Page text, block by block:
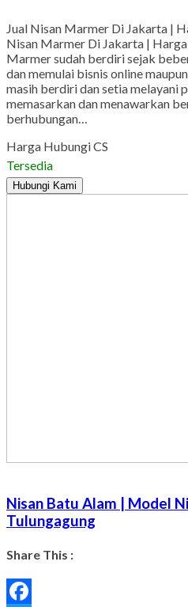
Jual Nisan Marmer Di Jakarta |
Nisan Marmer Di Jakarta |
Marmer sudah berdiri sejak
dan memulai bisnis online
masih berdiri dan setia melayani
memasarkan dan menawarkan
berhubungan…
Harga Hubungi CS
Tersedia
Hubungi Kami
Nisan Batu Alam | Model
Tulungagung
Share This :